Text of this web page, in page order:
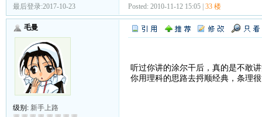
最后登录:2017-10-23
Posted: 2010-11-12 15:05 | 33 楼
毛曼
级别: 新手上路
听过你讲的涂尔干后，真的是不敢
你用理科的思路去捋顺经典，条理